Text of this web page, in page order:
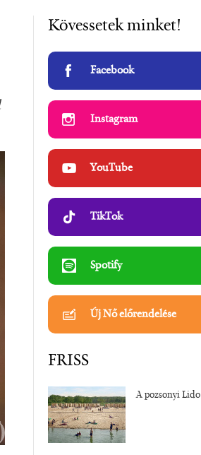
Kövessetek minket!
Facebook
Instagram
YouTube
TikTok
Spotify
Új Nő előrendelése
FRISS
A pozsonyi Lido